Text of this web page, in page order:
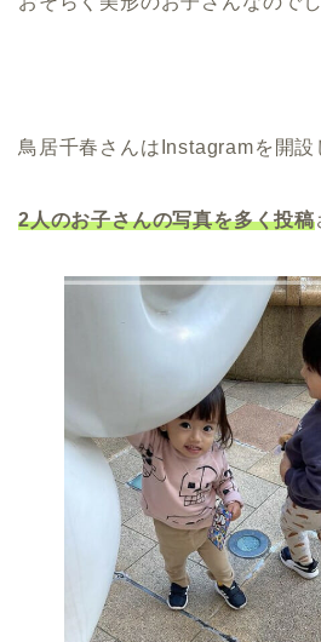
鳥居千春さんはInstagramを開設
2人のお子さんの写真を多く投稿